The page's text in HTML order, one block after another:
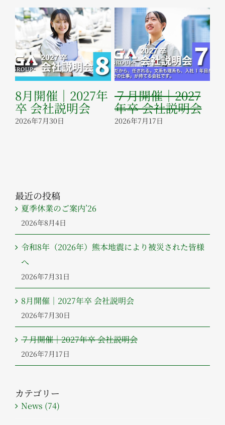
8月開催｜2027年
卒 会社説明会
2026年7月30日
７月開催｜2027
年卒 会社説明会
2026年7月17日
最近の投稿
夏季休業のご案内’26
2026年8月4日
令和8年（2026年）熊本地震により被災された皆様
へ
2026年7月31日
8月開催｜2027年卒 会社説明会
2026年7月30日
７月開催｜2027年卒 会社説明会
2026年7月17日
カテゴリー
News (74)